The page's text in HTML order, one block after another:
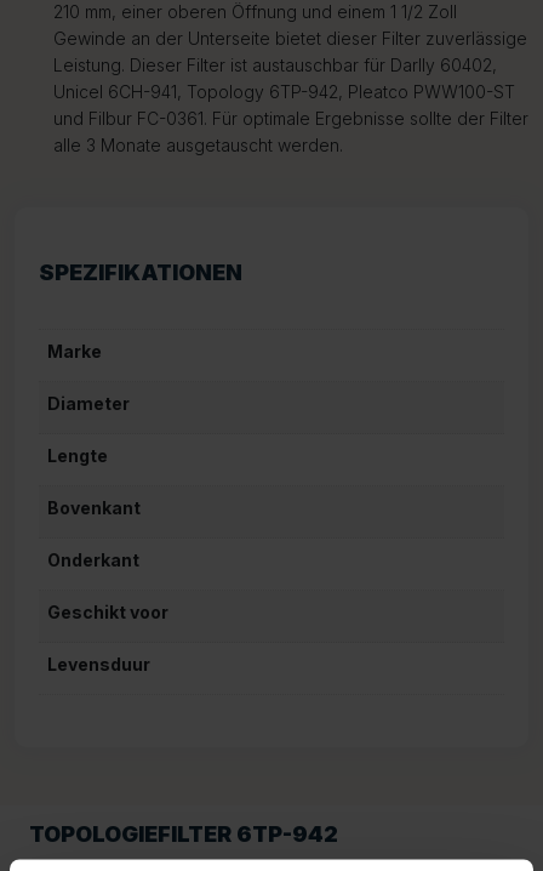
210 mm, einer oberen Öffnung und einem 1 1/2 Zoll
Gewinde an der Unterseite bietet dieser Filter zuverlässige
Leistung. Dieser Filter ist austauschbar für Darlly 60402,
Unicel 6CH-941, Topology 6TP-942, Pleatco PWW100-ST
und Filbur FC-0361. Für optimale Ergebnisse sollte der Filter
alle 3 Monate ausgetauscht werden.
SPEZIFIKATIONEN
Marke
Diameter
Lengte
Bovenkant
Onderkant
Geschikt voor
Levensduur
TOPOLOGIEFILTER 6TP-942